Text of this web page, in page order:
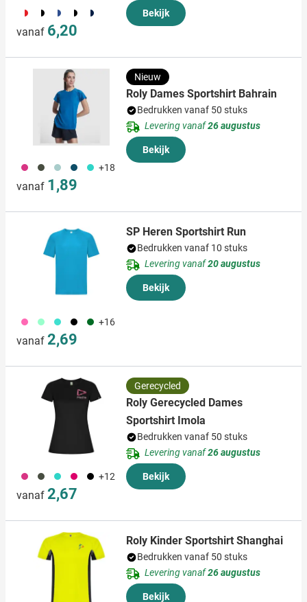
048 169 951 040 482
vanaf 6,20
Bekijk
490 491 020 341 033 +18
vanaf 1,89
Nieuw
Roly Dames Sportshirt Bahrain
Bedrukken vanaf 50 stuks
Levering vanaf26 augustus
Bekijk
490 020 033 001 134 +16
vanaf 2,69
SP Heren Sportshirt Run
Bedrukken vanaf 10 stuks
Levering vanaf20 augustus
Bekijk
490 491 033 771 001 +12
vanaf 2,67
Gerecycled
Roly Gerecycled Dames
Sportshirt Imola
Bedrukken vanaf 50 stuks
Levering vanaf26 augustus
Bekijk
Roly Kinder Sportshirt Shanghai
Bedrukken vanaf 50 stuks
Levering vanaf26 augustus
Bekijk